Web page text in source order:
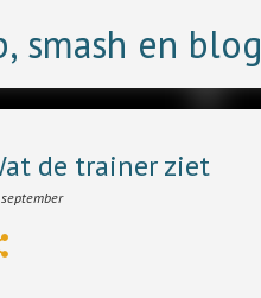
smash en blog
winnen, zij verliezen
de trainer ziet